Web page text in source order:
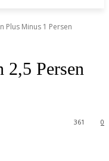
Plus Minus 1 Persen
Persen
0
361